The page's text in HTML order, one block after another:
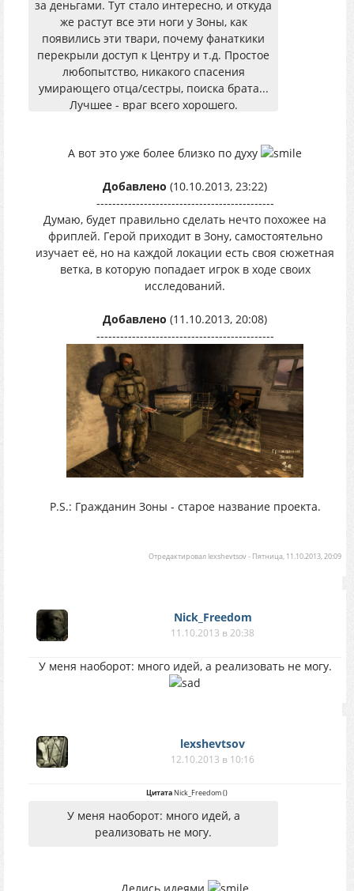
за деньгами. Тут стало интересно, и откуда
же растут все эти ноги у Зоны, как
появились эти твари, почему фанаткики
перекрыли доступ к Центру и т.д. Простое
любопытство, никакого спасения
умирающего отца/сестры, поиска брата...
Лучшее - враг всего хорошего.
А вот это уже более близко по духу
Добавлено (10.10.2013, 23:22)
---------------------------------------------
Думаю, будет правильно сделать нечто похожее на
фриплей. Герой приходит в Зону, самостоятельно
изучает её, но на каждой локации есть своя сюжетная
ветка, в которую попадает игрок в ходе своих
исследований.
Добавлено (11.10.2013, 20:08)
---------------------------------------------
P.S.: Гражданин Зоны - старое название проекта.
Отредактировал lexshevtsov- Пятница, 11.10.2013, 20:09
Nick_Freedom
11.10.2013 в 20:38
У меня наоборот: много идей, а реализовать не могу.
lexshevtsov
12.10.2013 в 10:16
ЦитатаNick_Freedom()
У меня наоборот: много идей, а
реализовать не могу.